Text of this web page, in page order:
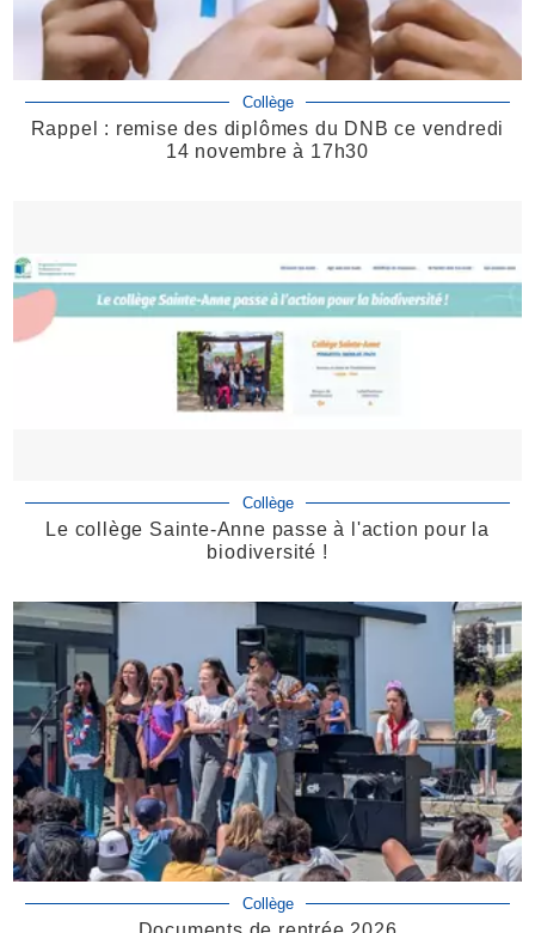
Collège
Rappel : remise des diplômes du DNB ce vendredi
14 novembre à 17h30
Collège
Le collège Sainte-Anne passe à l'action pour la
biodiversité !
Collège